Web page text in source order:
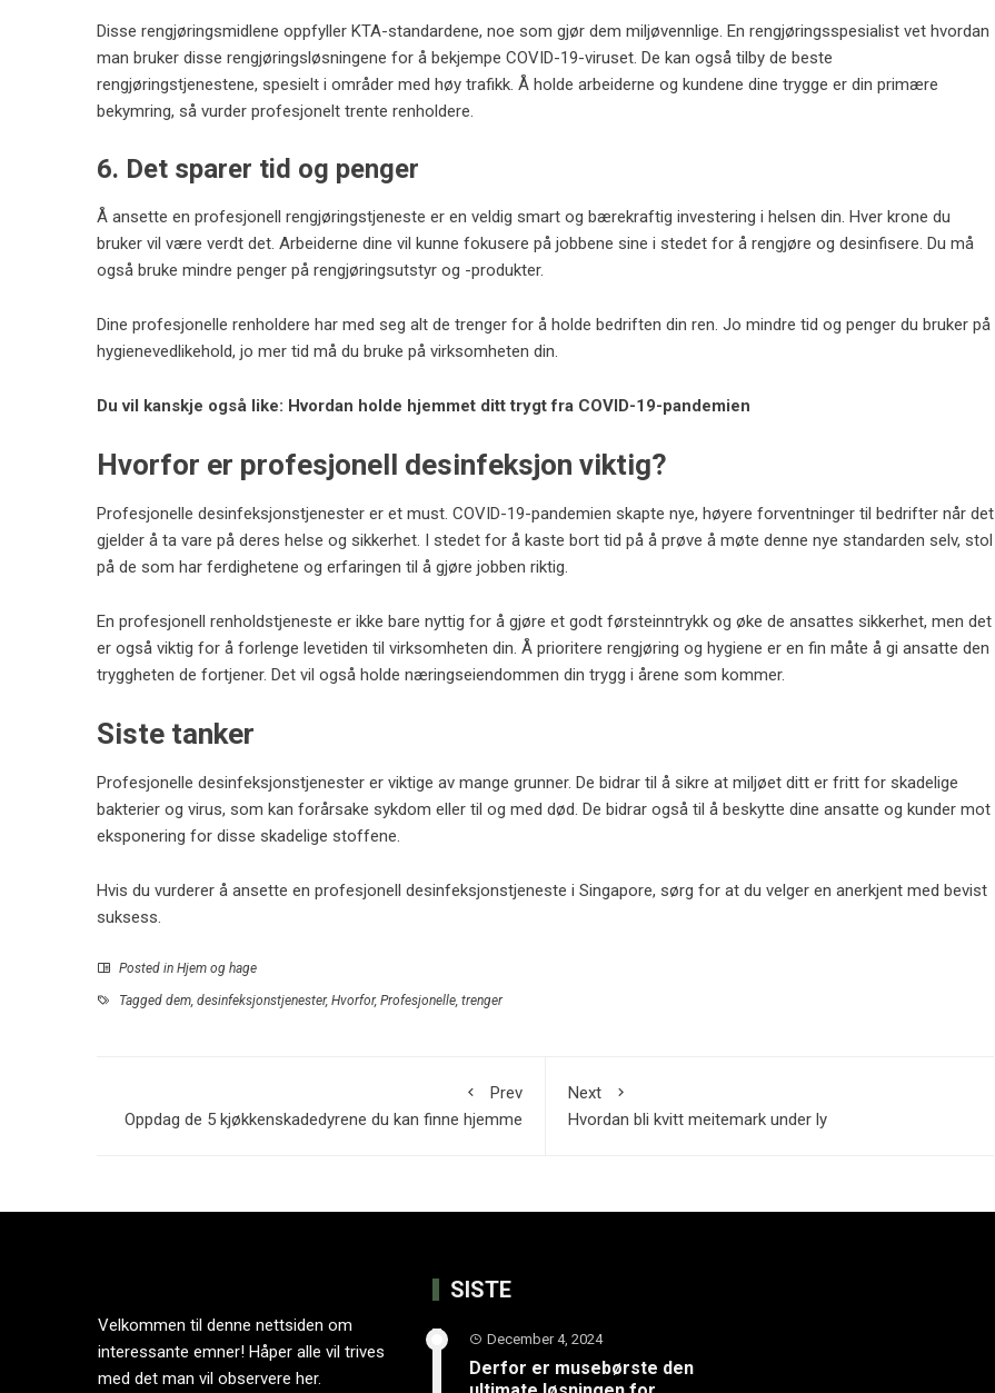
Disse rengjøringsmidlene oppfyller KTA-standardene, noe som gjør dem miljøvennlige. En rengjøringsspesialist vet hvordan
man bruker disse rengjøringsløsningene for å bekjempe COVID-19-viruset. De kan også tilby de beste
rengjøringstjenestene, spesielt i områder med høy trafikk. Å holde arbeiderne og kundene dine trygge er din primære
bekymring, så vurder profesjonelt trente renholdere.
6. Det sparer tid og penger
Å ansette en profesjonell rengjøringstjeneste er en veldig smart og bærekraftig investering i helsen din. Hver krone du
bruker vil være verdt det. Arbeiderne dine vil kunne fokusere på jobbene sine i stedet for å rengjøre og desinfisere. Du må
også bruke mindre penger på rengjøringsutstyr og -produkter.
Dine profesjonelle renholdere har med seg alt de trenger for å holde bedriften din ren. Jo mindre tid og penger du bruker på
hygienevedlikehold, jo mer tid må du bruke på virksomheten din.
Du vil kanskje også like: Hvordan holde hjemmet ditt trygt fra COVID-19-pandemien
Hvorfor er profesjonell desinfeksjon viktig?
Profesjonelle desinfeksjonstjenester er et must. COVID-19-pandemien skapte nye, høyere forventninger til bedrifter når det
gjelder å ta vare på deres helse og sikkerhet. I stedet for å kaste bort tid på å prøve å møte denne nye standarden selv, stol
på de som har ferdighetene og erfaringen til å gjøre jobben riktig.
En profesjonell renholdstjeneste er ikke bare nyttig for å gjøre et godt førsteinntrykk og øke de ansattes sikkerhet, men det
er også viktig for å forlenge levetiden til virksomheten din. Å prioritere rengjøring og hygiene er en fin måte å gi ansatte den
tryggheten de fortjener. Det vil også holde næringseiendommen din trygg i årene som kommer.
Siste tanker
Profesjonelle desinfeksjonstjenester er viktige av mange grunner. De bidrar til å sikre at miljøet ditt er fritt for skadelige
bakterier og virus, som kan forårsake sykdom eller til og med død. De bidrar også til å beskytte dine ansatte og kunder mot
eksponering for disse skadelige stoffene.
Hvis du vurderer å ansette en profesjonell desinfeksjonstjeneste i Singapore, sørg for at du velger en anerkjent med bevist
suksess.
Posted in Hjem og hage
Tagged dem, desinfeksjonstjenester, Hvorfor, Profesjonelle, trenger
Prev
Oppdag de 5 kjøkkenskadedyrene du kan finne hjemme
Next
Hvordan bli kvitt meitemark under ly
Velkommen til denne nettsiden om
interessante emner! Håper alle vil trives
med det man vil observere her.
SISTE
December 4, 2024
Derfor er musebørste den